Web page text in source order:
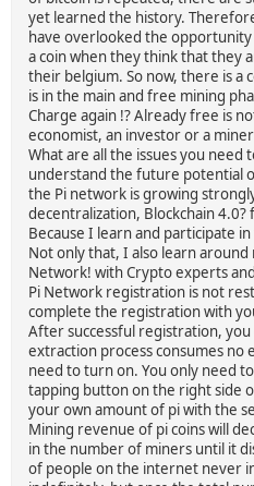
yet learned the history.
have overlooked the
a coin when they think that they
their belgium. So now, there is a
is in the main and free mining
Charge again !? Already free is
economist, an investor or a
What are all the issues you need
understand the future potential
the Pi network is growing
decentralization, Blockchain 4.0?
Because I learn and participate
Not only that, I also learn
Network! with Crypto experts
Pi Network registration is not
complete the registration with
After successful registration,
extraction process consumes no
need to turn on. You only need
tapping button on the right side
your own amount of pi with the
Mining revenue of pi coins will
in the number of miners until it
of people on the internet never